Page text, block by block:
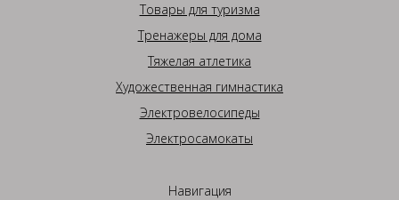
Товары для туризма
Тренажеры для дома
Тяжелая атлетика
Художественная гимнастика
Электровелосипеды
Электросамокаты
Навигация